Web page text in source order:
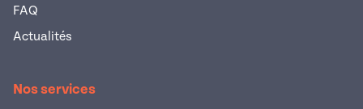
FAQ
Actualités
Nos services